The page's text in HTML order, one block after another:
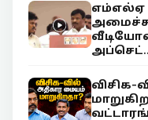
எம்எல்ஏ
விசிக-